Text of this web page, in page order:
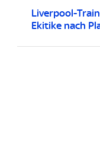
Liverpool-
Ekitike nach